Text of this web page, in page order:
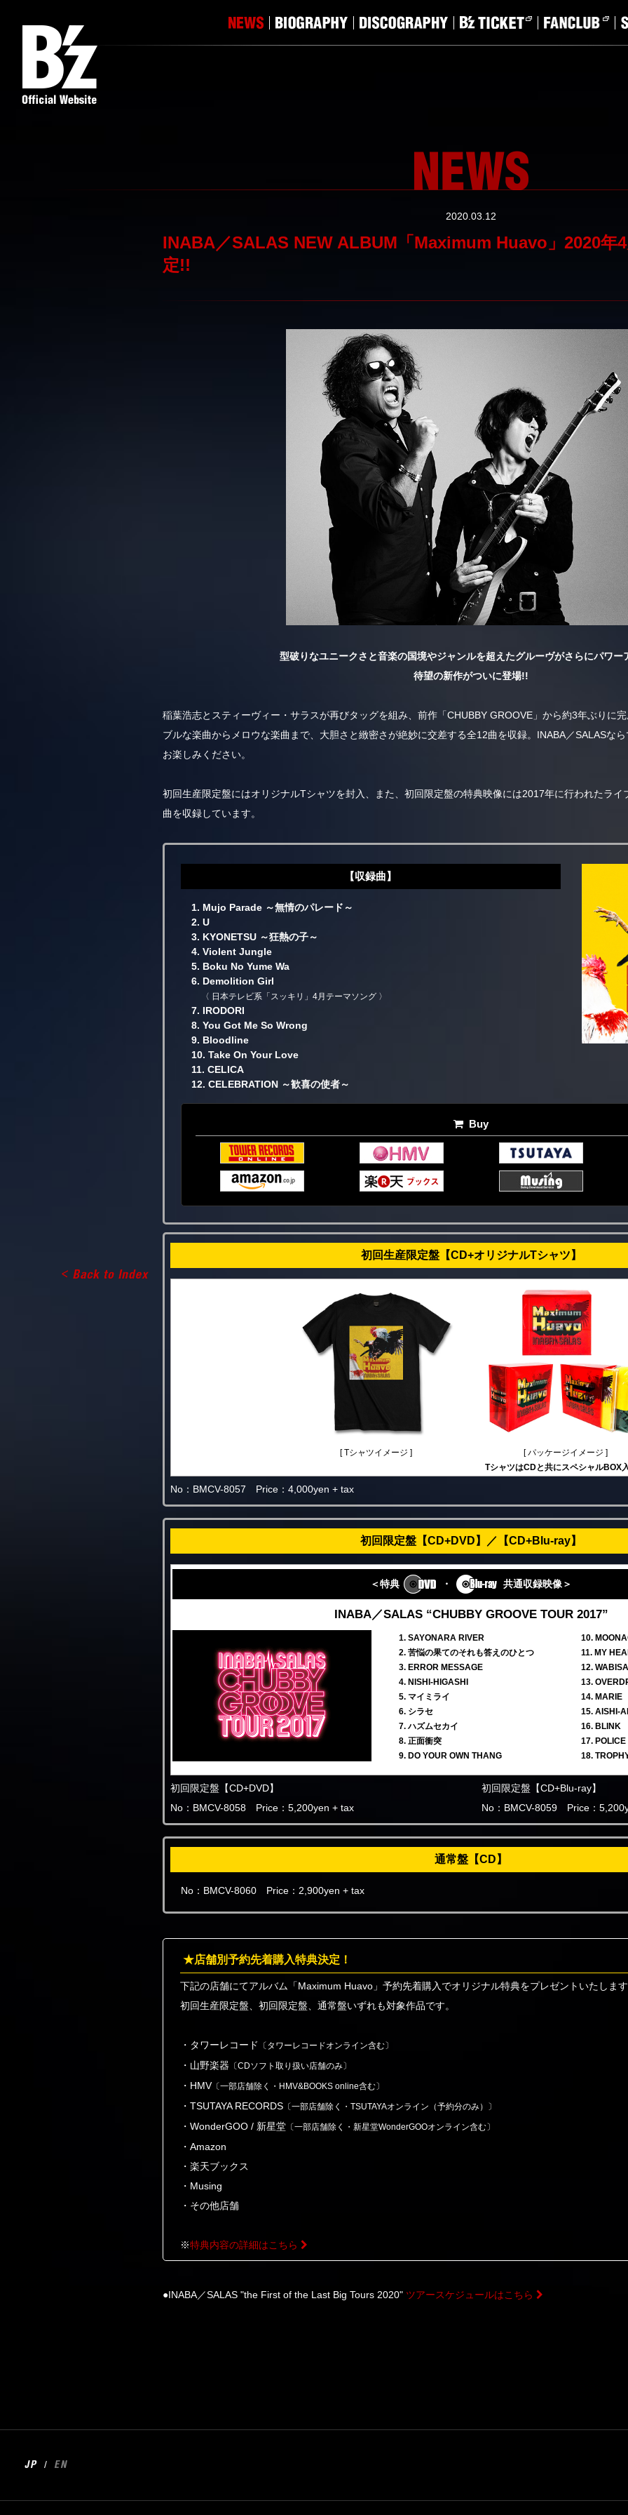
2020.03.12
INABA／SALAS NEW ALBUM「Maximum Huavo」2020年
定!!
型破りなユニークさと音楽の国境やジャンルを超えたグルーヴがさらにパワー
待望の新作がついに登場!!
稲葉浩志とスティーヴィー・サラスが再びタッグを組み、前作「CHUBBY GROOVE」から約3年ぶりに
ブルな楽曲からメロウな楽曲まで、大胆さと緻密さが絶妙に交差する全12曲を収録。INABA／SALASな
お楽しみください。
初回生産限定盤にはオリジナルTシャツを封入、また、初回限定盤の特典映像には2017年に行われたラ
曲を収録しています。
【収録曲】
1. Mujo Parade ～無情のパレード～
2. U
3. KYONETSU ～狂熱の子～
4. Violent Jungle
5. Boku No Yume Wa
6. Demolition Girl
〈 日本テレビ系「スッキリ」4月テーマソング 〉
7. IRODORI
8. You Got Me So Wrong
9. Bloodline
10. Take On Your Love
11. CELICA
12. CELEBRATION ～歓喜の使者～
Buy
初回生産限定盤【CD+オリジナルTシャツ】
[ Tシャツイメージ ]
[ パッケージイメージ ]
TシャツはCDと共に スペシャルBOX
No：BMCV-8057 Price：4,000yen + tax
初回限定盤【CD+DVD】／【CD+Blu-ray】
＜特典 ・ 共通収録映像＞
INABA／SALAS “CHUBBY GROOVE TOUR 2017”
1. SAYONARA RIVER
2. 苦悩の果てのそれも答えのひとつ
3. ERROR MESSAGE
4. NISHI-HIGASHI
5. マイミライ
6. シラセ
7. ハズムセカイ
8. 正面衝突
9. DO YOUR OWN THANG
10.
11. MY
12.
13.
14. MARIE
15. AISHI-
16. BLINK
17.
18.
初回限定盤【CD+DVD】
No：BMCV-8058 Price：5,200yen + tax
初回限定盤【CD+Blu-ray】
No：BMCV-8059 Price：
通常盤【CD】
No：BMCV-8060 Price：2,900yen + tax
★店舗別予約先着購入特典決定！
下記の店舗にてアルバム「Maximum Huavo」予約先着購入でオリジナル特典をプレゼントいたしま
初回生産限定盤、初回限定盤、通常盤いずれも対象作品です。
・タワーレコード 〔タワーレコードオンライン含む〕
・山野楽器 〔CDソフト取り扱い店舗のみ〕
・HMV 〔一部店舗除く・HMV&BOOKS online含む〕
・TSUTAYA RECORDS 〔一部店舗除く・TSUTAYAオンライン（予約分のみ）〕
・WonderGOO / 新星堂 〔一部店舗除く・新星堂WonderGOOオンライン含む〕
・Amazon
・楽天ブックス
・Musing
・その他店舗
※特典内容の詳細はこちら
●INABA／SALAS "the First of the Last Big Tours 2020" ツアースケジュールはこちら
/